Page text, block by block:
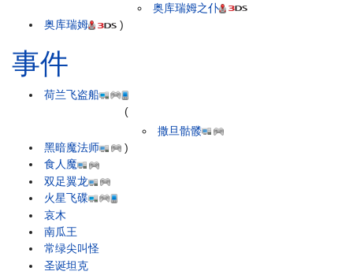
奥库瑞姆
奥库瑞姆之仆
)
事件
荷兰飞盗船
黑暗魔法师
(
撒旦骷髅
)
食人魔
双足翼龙
火星飞碟
哀木
南瓜王
常绿尖叫怪
圣诞坦克